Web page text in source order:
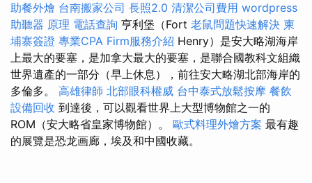
助餐外燴 台南搬家公司 長照2.0 清潔公司費用 wordpress
助聽器 原理 電話查詢 亨利堡（Fort 老鼠問題快速解決 柬
埔寨簽證 專業CPA Firm服務介紹 Henry）是安大略湖海岸
上最大的要塞，是加拿大最大的要塞，是聯合國教科文組織
世界遺產的一部分（早上休息），前往安大略湖北部海岸的
多倫多。 高雄律師 北部眼科權威 台中泰式放鬆按摩 餐飲
設備回收 到達後，可以觀看世界上大型博物館之一的
ROM（安大略省皇家博物館）。 歐式料理外燴方案 最有趣
的展覽是恐龙画廊，埃及和中國收藏。